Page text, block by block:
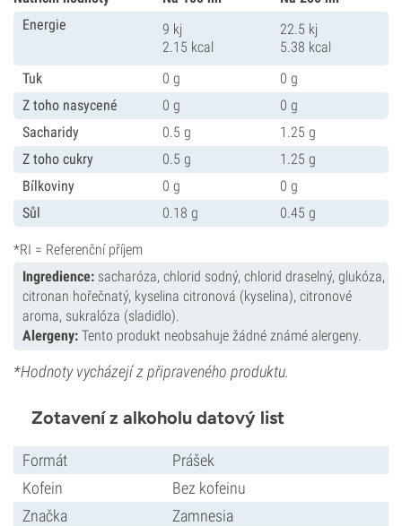
Energie
9 kj
2.15 kcal
22.5 kj
5.38 kcal
Tuk
0 g
0 g
Z toho nasycené
0 g
0 g
Sacharidy
0.5 g
1.25 g
Z toho cukry
0.5 g
1.25 g
Bílkoviny
0 g
0 g
Sůl
0.18 g 0.45 g
*RI = Referenční příjem
Ingredience: sacharóza, chlorid sodný, chlorid draselný, glukóza,
citronan hořečnatý, kyselina citronová (kyselina), citronové
aroma, sukralóza (sladidlo).
Alergeny: Tento produkt neobsahuje žádné známé alergeny.
*Hodnoty vycházejí z připraveného produktu.
Zotavení z alkoholu datový list
Formát
Prášek
Kofein
Bez kofeinu
Značka
Zamnesia